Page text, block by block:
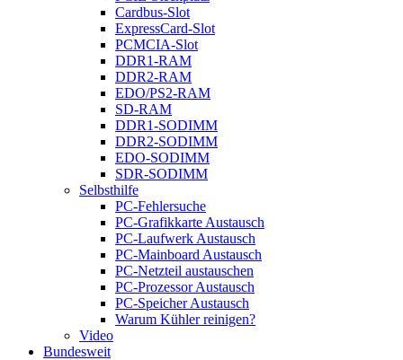
Cardbus-Slot
ExpressCard-Slot
PCMCIA-Slot
DDR1-RAM
DDR2-RAM
EDO/PS2-RAM
SD-RAM
DDR1-SODIMM
DDR2-SODIMM
EDO-SODIMM
SDR-SODIMM
Selbsthilfe
PC-Fehlersuche
PC-Grafikkarte Austausch
PC-Laufwerk Austausch
PC-Mainboard Austausch
PC-Netzteil austauschen
PC-Prozessor Austausch
PC-Speicher Austausch
Warum Kühler reinigen?
Video
Bundesweit